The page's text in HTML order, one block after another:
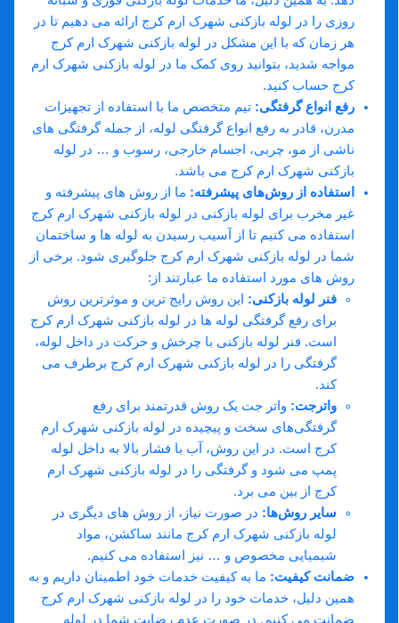
روزی را در لوله بازکنی شهرک ارم کرج ارائه می‌ دهیم تا در
هر زمان که با این مشکل در لوله بازکنی شهرک ارم کرج
مواجه شدید، بتوانید روی کمک ما در لوله بازکنی شهرک ارم
کرج حساب کنید.
رفع انواع گرفتگی: تیم متخصص ما با استفاده از تجهیزات
مدرن، قادر به رفع انواع گرفتگی لوله، از جمله گرفتگی‌ های
ناشی از مو، چربی، اجسام خارجی، رسوب و … در لوله
بازکنی شهرک ارم کرج می ‌باشد.
استفاده از روش‌های پیشرفته: ما از روش‌ های پیشرفته و
غیر مخرب برای لوله بازکنی در لوله بازکنی شهرک ارم کرج
استفاده می ‌کنیم تا از آسیب رسیدن به لوله‌ ها و ساختمان
شما در لوله بازکنی شهرک ارم کرج جلوگیری شود. برخی از
روش‌ های مورد استفاده ما عبارتند از:
فنر لوله بازکنی: این روش رایج‌ ترین و موثرترین روش
برای رفع گرفتگی لوله‌ ها در لوله بازکنی شهرک ارم کرج
است. فنر لوله بازکنی با چرخش و حرکت در داخل لوله،
گرفتگی را در لوله بازکنی شهرک ارم کرج برطرف می
‌کند.
واترجت: واتر جت یک روش قدرتمند برای رفع
گرفتگی‌های سخت و پیچیده در لوله بازکنی شهرک ارم
کرج است. در این روش، آب با فشار بالا به داخل لوله
پمپ می‌ شود و گرفتگی را در لوله بازکنی شهرک ارم
کرج از بین می ‌برد.
سایر روش‌ها: در صورت نیاز، از روش‌ های دیگری در
لوله بازکنی شهرک ارم کرج مانند ساکشن، مواد
شیمیایی مخصوص و … نیز استفاده می‌ کنیم.
ضمانت کیفیت: ما به کیفیت خدمات خود اطمینان داریم و به
همین دلیل، خدمات خود را در لوله بازکنی شهرک ارم کرج
ضمانت می ‌کنیم. در صورت عدم رضایت شما در لوله